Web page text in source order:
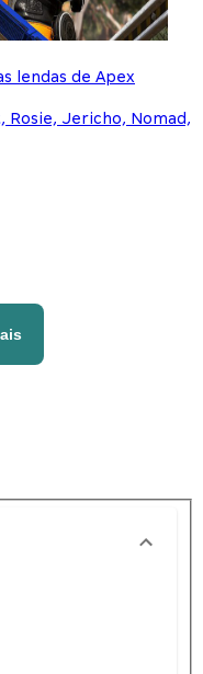
lendas de Apex
Jericho, Nomad,